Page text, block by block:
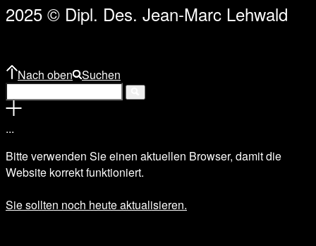
2025 © Dipl. Des. Jean-Marc Lehwald
Nach oben Suchen
...
Bitte verwenden Sie einen aktuellen Browser, damit die
Website korrekt funktioniert.
Sie sollten noch heute aktualisieren.